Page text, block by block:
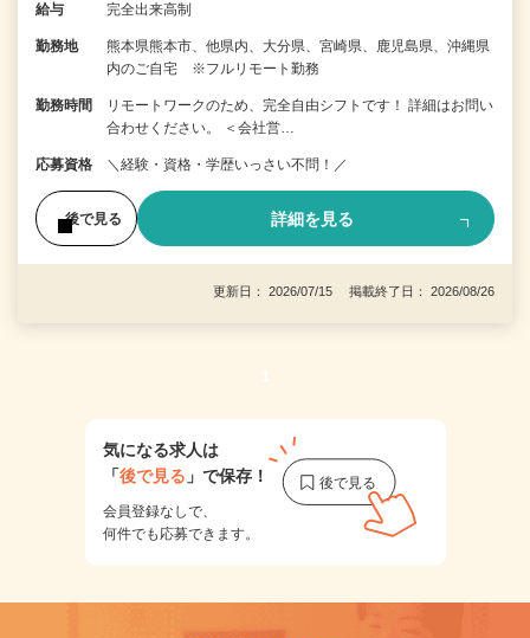
給与 完全出来高制
勤務地
熊本県熊本市、他県内、大分県、宮崎県、鹿児島県、沖縄県
内のご自宅 ※フルリモート勤務
勤務時間
リモートワークのため、完全自由シフトです！ 詳細はお問い
合わせください。 ＜会社営…
応募資格 ＼経験・資格・学歴いっさい不問！／
後で見る 詳細を見る
更新日： 2026/07/15 掲載終了日： 2026/08/26
1
気になる求人は
「後で見る 」で保存！
会員登録なしで、
何件でも応募できます。